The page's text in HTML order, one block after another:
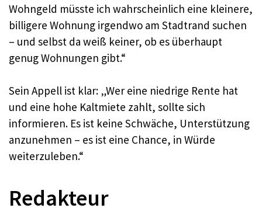
Wohngeld müsste ich wahrscheinlich eine kleinere,
billigere Wohnung irgendwo am Stadtrand suchen
– und selbst da weiß keiner, ob es überhaupt
genug Wohnungen gibt.“
Sein Appell ist klar: „Wer eine niedrige Rente hat
und eine hohe Kaltmiete zahlt, sollte sich
informieren. Es ist keine Schwäche, Unterstützung
anzunehmen – es ist eine Chance, in Würde
weiterzuleben.“
Redakteur